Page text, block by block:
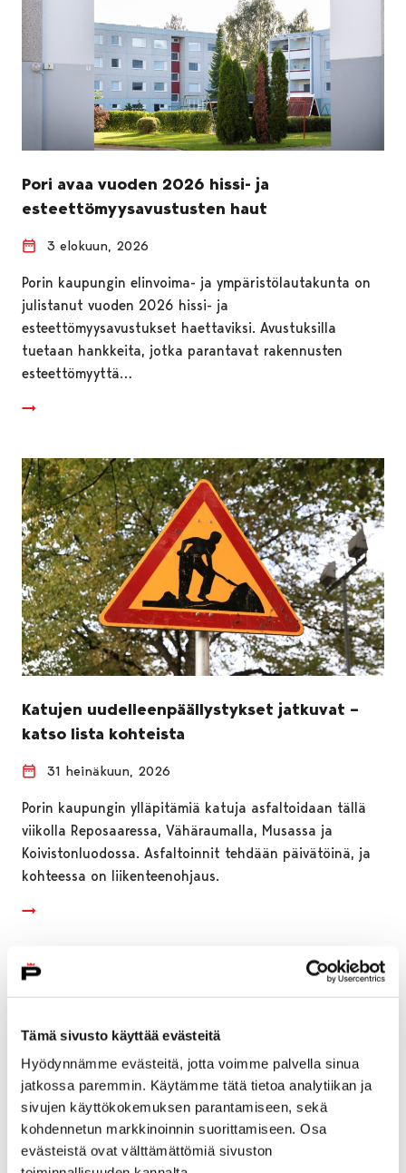
Tämä sivusto käyttää evästeitä
Hyödynnämme evästeitä, jotta voimme palvella sinua
jatkossa paremmin. Käytämme tätä tietoa analytiikan ja
sivujen käyttökokemuksen parantamiseen, sekä
kohdennetun markkinoinnin suorittamiseen. Osa
evästeistä ovat välttämättömiä sivuston
Pori avaa vuoden 2026 hissi- ja
esteettömyysavustusten haut
3 elokuun, 2026
Porin kaupungin elinvoima- ja ympäristölautakunta on
julistanut vuoden 2026 hissi- ja
esteettömyysavustukset haettaviksi. Avustuksilla
tuetaan hankkeita, jotka parantavat rakennusten
esteettömyyttä…
Katujen uudelleenpäällystykset jatkuvat –
katso lista kohteista
31 heinäkuun, 2026
Porin kaupungin ylläpitämiä katuja asfaltoidaan tällä
viikolla Reposaaressa, Vähäraumalla, Musassa ja
Koivistonluodossa. Asfaltoinnit tehdään päivätöinä, ja
kohteessa on liikenteenohjaus.